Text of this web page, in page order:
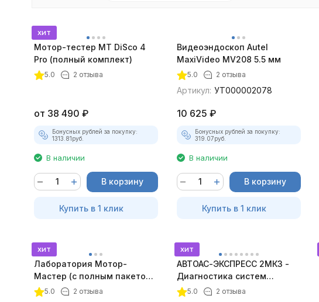
покупателей
хит
Мотор-тестер MT DiSco 4
Pro (полный комплект)
5.0 2 отзыва
от 38 490 ₽
Бонусных рублей за покупку:
1313.81руб.
В наличии
В корзину
Купить в 1 клик
Видеоэндоскоп Autel
MaxiVideo MV208 5.5 мм
5.0 2 отзыва
Артикул: УТ000002078
10 625 ₽
Бонусных рублей за покупку:
319.07руб.
В наличии
В корзину
Купить в 1 клик
хит
Лаборатория Мотор-
Мастер (с полным пакетом
лицензий)
5.0 2 отзыва
хит
АВТОАС-ЭКСПРЕСС 2МК3 -
Диагностика систем
зажигания
5.0 2 отзыва